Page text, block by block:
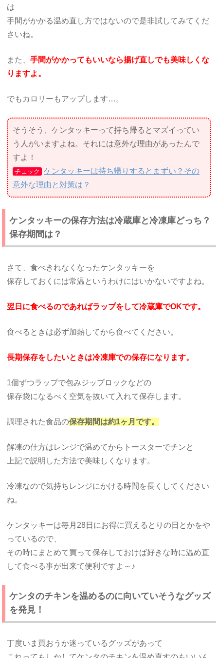
は
手間がかかる温め直し方ではないので是非試してみてくだ
さいね。
また、手間がかかってもいいなら揚げ直しでも美味しくな
りますよ。
でもカロリーもアップします…。
そうそう、ケンタッキーって持ち帰るとマズイってい
う人がいますよね。それには意外な理由があったんで
すよ！
チェック
ケンタッキーは持ち帰りするとまずい？その
意外な理由と対策は？
ケンタッキーの保存方法は冷蔵庫と冷凍庫どっち？
保存期間は？
さて、食べきれなくなったケンタッキーを
保存しておくには常温というわけにはいかないですよね。
翌日に食べるのであればラップをして冷蔵庫でOKです。
食べるときは必ず加熱してから食べてください。
長期保存をしたいときは冷凍庫での保存になります。
1個ずつラップで包みジップロックなどの
保存袋になるべく空気を抜いて入れて保存します。
調理された食品の保存期間は約1ヶ月です。
解凍の仕方はレンジで温めてからトースターでチンと
上記で説明した方法で美味しくなります。
冷凍なので気持ちレンジにかける時間を長くしてください
ね。
ケンタッキーは毎月28日にお得に買えるとりの日とかをや
っているので、
その時にまとめて買って保存しておけば好きな時に温め直
して食べる事が出来て便利ですよ～♪
ケンタのチキンを温めるのに向いていそうなグッズ
を発見！
丁度いま買おうか迷っているグッズがあって